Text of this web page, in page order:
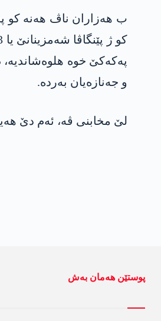
پەکەکێ خوە
و جەنازەیان بەردە.
لێ مخابنی ڤە، ئەم دێ
پوستێن ھەمان بەش